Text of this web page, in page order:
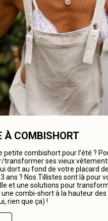
À COMBISHORT
petite combishort pour l’été ?
transformer ses vieux
dort au fond de votre placard
ans ? Nos Tillistes sont là pour
et une solutions pour
une combi-short à la hauteur des
rien que ça) !